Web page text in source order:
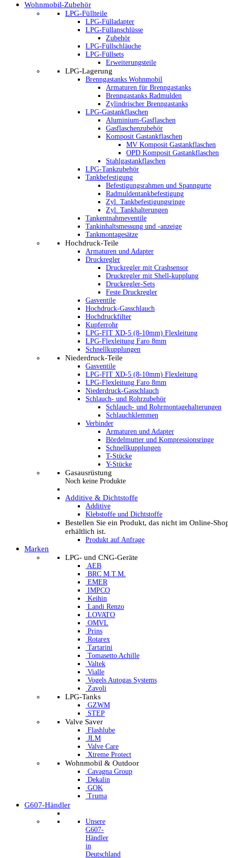
Wohnmobil-Zubehör
LPG-Füllteile
LPG-Fülladapter
LPG-Füllanschlüsse
Zubehör
LPG-Füllschläuche
LPG-Füllsets
Erweiterungsteile
LPG-Lagerung
Brenngastanks Wohnmobil
Armaturen für Brenngastanks
Brenngastanks Radmulden
Zylindrischer Brenngastanks
LPG-Gastankflaschen
Aluminium-Gasflaschen
Gasflaschenzubehör
Komposit Gastankflaschen
MV Komposit Gastankflaschen
OPD Komposit Gastankflaschen
Stahlgastankflaschen
LPG-Tankzubehör
Tankbefestigung
Befestigungsrahmen und Spanngurte
Radmuldentankbefestigung
Zyl. Tankbefestigungsringe
Zyl. Tankhalterungen
Tankentnahmeventile
Tankinhaltsmessung und -anzeige
Tankmontagesätze
Hochdruck-Teile
Armaturen und Adapter
Druckregler
Druckregler mit Crashsensor
Druckregler mit Shell-kupplung
Druckregler-Sets
Feste Druckregler
Gasventile
Hochdruck-Gasschlauch
Hochdruckfilter
Kupferrohr
LPG-FIT XD-5 (8-10mm) Flexleitung
LPG-Flexleitung Faro 8mm
Schnellkupplungen
Niederdruck-Teile
Gasventile
LPG-FIT XD-5 (8-10mm) Flexleitung
LPG-Flexleitung Faro 8mm
Niederdruck-Gasschlauch
Schlauch- und Rohrzubehör
Schlauch- und Rohrmontagehalterungen
Schlauchklemmen
Verbinder
Armaturen und Adapter
Bördelmutter und Kompressionsringe
Schnellkupplungen
T-Stücke
Y-Stücke
Gasausrüstung
Noch keine Produkte
Additive & Dichtstoffe
Additive
Klebstoffe und Dichtstoffe
Bestellen Sie ein Produkt, das nicht im Online-
erhältlich ist.
Produkt auf Anfrage
Marken
LPG- und CNG-Geräte
AEB
BRC M.T.M.
EMER
IMPCO
Keihin
Landi Renzo
LOVATO
OMVL
Prins
Rotarex
Tartarini
Tomasetto Achille
Valtek
Vialle
Vogels Autogas Systems
Zavoli
LPG-Tanks
GZWM
STEP
Valve Saver
Flashlube
JLM
Valve Care
Xtreme Protect
Wohnmobil & Outdoor
Cavagna Group
Dekalin
GOK
Truma
G607-Händler
Unsere
G607-
Händler
in
Deutschland